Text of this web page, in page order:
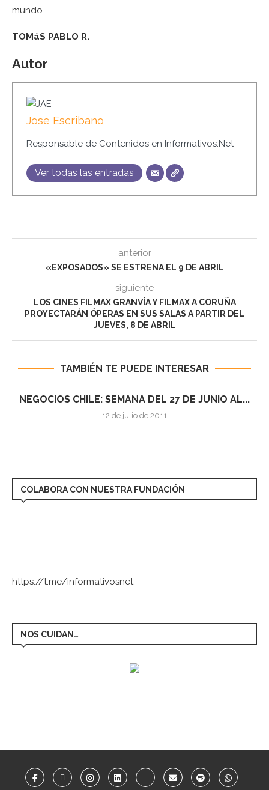
mundo.
TOMáS PABLO R.
Autor
Jose Escribano
Responsable de Contenidos en Informativos.Net
Ver todas las entradas
anterior
«EXPOSADOS» SE ESTRENA EL 9 DE ABRIL
siguiente
LOS CINES FILMAX GRANVÍA Y FILMAX A CORUÑA
PROYECTARÁN ÓPERAS EN SUS SALAS A PARTIR DEL
JUEVES, 8 DE ABRIL
TAMBIÉN TE PUEDE INTERESAR
NEGOCIOS CHILE: SEMANA DEL 27 DE JUNIO AL...
12 de julio de 2011
COLABORA CON NUESTRA FUNDACIÓN
https://t.me/informativosnet
NOS CUIDAN…